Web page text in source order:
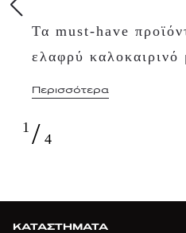
Τα must-have
ελαφρύ καλοκαιρινό
Περισσότερα
1 / 4
ΚΑΤΑΣΤΗΜΑΤΑ